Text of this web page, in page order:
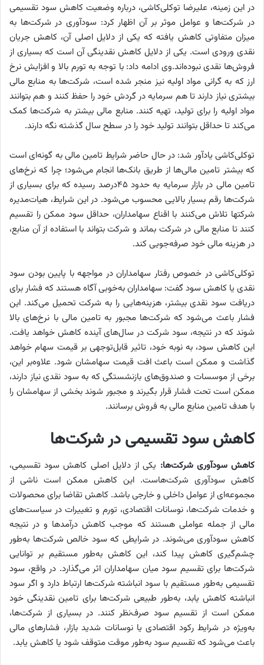
در این زمینه، علیرضا توکلی‌‌‌کاشی، درباره وضعیت کاهش سود تقسیمی
در شرکت‌ها و عوامل موثر بر آن اظهار کرد: سودآوری در شرکت‌ها به
میزان متفاوتی کاهش یافته که یکی از دلایل اصلی آن، کاهش جریان
نقدی ورودی است. یکی از دلایل کاهش نقدینگی آن‌‌‌ است که بسیاری از
فروش‌ها نقدی نبوده‌‌‌اند.وی ادامه داد: با توجه به تورم بالا و افزایش نرخ
ارز که به گرانی مواد اولیه نیز منجر شده است، شرکت‌ها به منابع مالی
بیشتری نیاز دارند تا هم سرمایه در گردش خود را حفظ کنند و هم بتوانند
مواد اولیه را برای تولید، تهیه کنند. منابع مالی بیشتر به شرکت‌ها کمک
می‌کند تا حداقل بتوانند تولید خود را در سطح سال گذشته نگه دارند.
توکلی‌کاشی یادآور شد: در حال حاضر شرایط تامین مالی به گونه‌‌‌ای است
که بیشتر تامین مالی‌‌‌ها از طریق بانک‌ها انجام می‌شود؛ چرا که نرخ‌های
تامین مالی در بازار سرمایه به حدود ۴۵‌درصد رسیده که برای بسیاری از
شرکت‌ها رقم بسیار بالایی محسوب می‌شود. در این شرایط، هیات‌مدیره
شرکت‎ها تلاش می‌کنند با اقناع سهامداران، حداقل سود ممکن را تقسیم
کنند تا منابع مالی در شرکت بماند و شرکت بتواند با استفاده از آن منابع،
در هزینه مالی خود صرفه‌جویی کند.
توکلی‌‌‌کاشی در خصوص رفتار سهامداران در مواجهه با پایین بودن سود
نقدی یا کاهش سود گفت: سهامداران به‌خوبی آگاه هستند که فشار برای
دریافت سود نقدی بیشتر، هزینه‌‌‌هایی را به شرکت تحمیل می‌کند. این
فشار باعث می‌شود که شرکت‌ها مجبور به تامین مالی با نرخ‌های بالا
شوند که در نتیجه، سود شرکت در سال‌های آینده کاهش خواهد یافت.
این کاهش سود، به نوبه خود، تاثیر قابل‌توجهی بر قیمت سهام خواهد
گذاشت و ممکن است باعث افت قیمت سهامشان شود. علاوه‌بر این،
برخی از موسسات و صندوق‌های بازنشستگی که به سود نقدی نیاز دارند،
ممکن است تحت فشار قرار بگیرند و مجبور شوند بخشی از سهامشان را
با هدف تامین منابع مالی به فروش برسانند.
کاهش سود تقسیمی در شرکت‌ها
کاهش سودآوری شرکت‌ها: یکی از دلایل اصلی کاهش سود تقسیمی،
کاهش سودآوری شرکت‌هاست. این کاهش ممکن است ناشی از
مجموعه‌‌‌ای از عوامل داخلی و خارجی باشد. کاهش تقاضا برای محصولات
و خدمات شرکت‌ها، نوسانات اقتصادی، تورم و تغییرات در سیاست‌‌‌های
مالی از جمله عواملی هستند که موجب کاهش درآمدها و در نتیجه
کاهش سودآوری می‌‌‌شوند. در شرایطی که سود خالص شرکت‌ها به‌‌‌طور
چشم‌گیری کاهش پیدا کند، این کاهش به‌‌‌طور مستقیم بر توانایی
شرکت‌ها برای تقسیم سود میان سهامداران اثر می‌‌‌گذارد. در واقع، سود
تقسیمی به‌‌‌طور مستقیم با سود انباشته شرکت‌ها ارتباط دارد و اگر سود
انباشته کاهش یابد، به‌‌‌طور طبیعی شرکت‌ها برای تامین نقدینگی خود
ممکن است از تقسیم سود صرف‌‌‌نظر کنند. در بسیاری از شرکت‌ها،
به‌‌‌ویژه در شرایط رکود اقتصادی یا نوسانات شدید بازار، فشارهای مالی
باعث می‌شود که تقسیم سود به‌‌‌طور موقت متوقف شود یا کاهش یابد.